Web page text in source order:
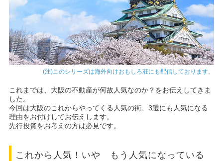
(注)このシリーズは海外向けおもしろ荘にも配信しております。
これまでは、大阪の不動産が何故人気なのか？をお伝えしてきま
した。
今回は大阪のこれからやってくる人気の街、3選にも人気になる
理由をお付けしてお伝えします。
先行投資をお考えの方は必見です。
これから人気！いや もう人気になっている